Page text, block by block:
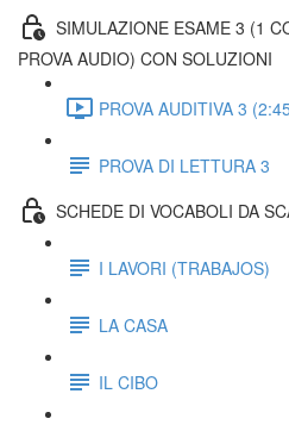
SIMULAZIONE ESAME 3 (1
PROVA AUDIO) CON SOLUZIONI
PROVA AUDITIVA 3
PROVA DI LETTURA 3
SCHEDE DI VOCABOLI DA
I LAVORI (TRABAJOS)
LA CASA
IL CIBO